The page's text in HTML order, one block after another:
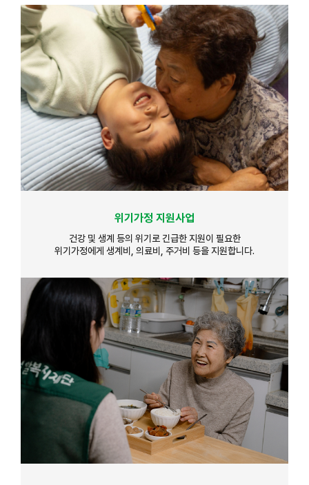
위기가정 지원사업
건강 및 생계 등의 위기로 긴급한 지원이 필요한
위기가정에게 생계비, 의료비, 주거비 등을 지원합니다.